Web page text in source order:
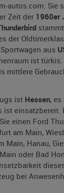
autos.com: Sie
Zeit der 1960er
der
aus
ist
mittlere
ist Hessen,
ist einsatzbereit.
einen Ford
am Main,
Main, Hanau,
oder Bad
bei